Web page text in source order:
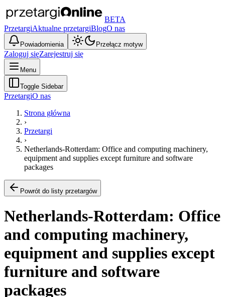
BETA
PrzetargiAktualne przetargiBlogO nas
Powiadomienia Przełącz motyw
Zaloguj sięZarejestruj się
Menu
Toggle Sidebar
PrzetargiO nas
Strona główna
›
Przetargi
›
Netherlands-Rotterdam: Office and computing machinery,
equipment and supplies except furniture and software
packages
Powrót do listy przetargów
Netherlands-Rotterdam: Office
and computing machinery,
equipment and supplies except
furniture and software
packages